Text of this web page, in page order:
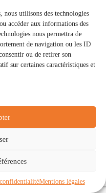
utilisons des technologies
accéder aux informations des
nous permettra de
de navigation ou les ID
ou de retirer son
sur certaines caractéristiques et
Mentions légales
(UE)